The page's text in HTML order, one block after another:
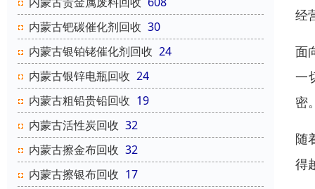
内蒙古钯碳催化剂回收 30
内蒙古银铂铑催化剂回收 24
内蒙古银锌电瓶回收 24
内蒙古粗铅贵铅回收 19
内蒙古活性炭回收 32
内蒙古擦金布回收 32
内蒙古擦银布回收 17
经
面
一
密
随
得